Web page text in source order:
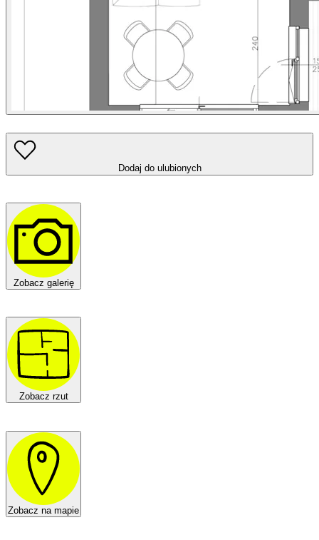
Dodaj do ulubionych
Zobacz galerię
Zobacz rzut
Zobacz na mapie